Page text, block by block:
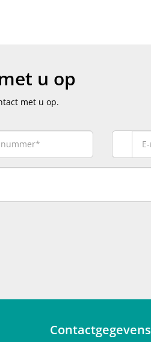
u op
met u op.
Contactgegevens